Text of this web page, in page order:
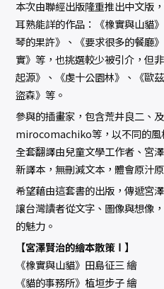
本次由聯經出版隆重推出中文版
耳熟能詳的作品：《橡實與山貓
琴的果許》、《要求很多的餐廳
實》等，也挑選較少被引介，但
起源》、《虔十公園林》、《歐
盜森》等。
參與的插畫家，包含荒井良二、
mirocomachiko等，以不同的風
全套翻譯由兒童文學工作者、宮
新譯本，無刪減文本，體會原汁
希望藉由這套書的出版，傳遞宮
讓台灣讀者從文字、圖像與想像
的魅力。
【宮澤賢治的繪本散策Ⅰ】
《橡實與山貓》田島征三 繪
《貓的事務所》植垣步子 繪